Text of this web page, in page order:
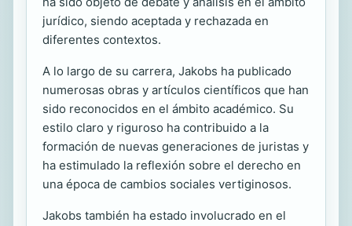
jurídico, siendo aceptada y rechazada en
diferentes contextos.
A lo largo de su carrera, Jakobs ha publicado
numerosas obras y artículos científicos que han
sido reconocidos en el ámbito académico. Su
estilo claro y riguroso ha contribuido a la
formación de nuevas generaciones de juristas y
ha estimulado la reflexión sobre el derecho en
una época de cambios sociales vertiginosos.
Jakobs también ha estado involucrado en el